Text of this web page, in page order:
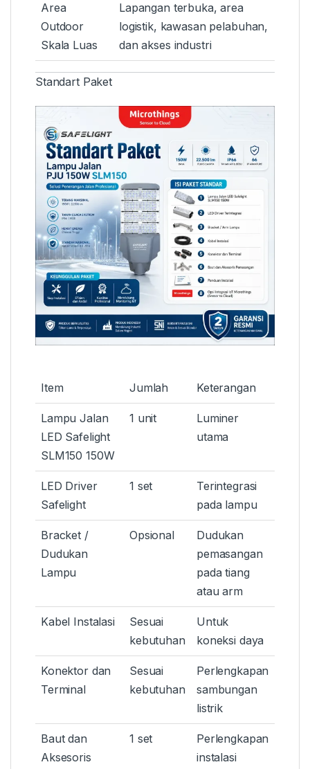
Area
Outdoor
Skala Luas
Lapangan terbuka, area
logistik, kawasan pelabuhan,
dan akses industri
Standart Paket
Item Jumlah Keterangan
Lampu Jalan
LED Safelight
SLM150 150W
1 unit
Luminer
utama
LED Driver
Safelight
1 set
Terintegrasi
pada lampu
Bracket /
Dudukan
Lampu
Opsional
Dudukan
pemasangan
pada tiang
atau arm
Kabel Instalasi
Sesuai
kebutuhan
Untuk
koneksi daya
Konektor dan
Terminal
Sesuai
kebutuhan
Perlengkapan
sambungan
listrik
Baut dan
Aksesoris
1 set
Perlengkapan
instalasi